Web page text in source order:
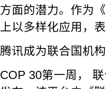
方面的潜力。作为
上以多样化应用，
腾讯成为联合国机
COP 30第一周，